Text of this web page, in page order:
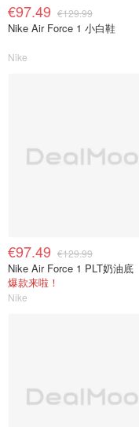
€97.49 €129.99
Nike Air Force 1 小白鞋
Nike
€97.49 €129.99
Nike Air Force 1 PLT奶油底
爆款来啦！
Nike